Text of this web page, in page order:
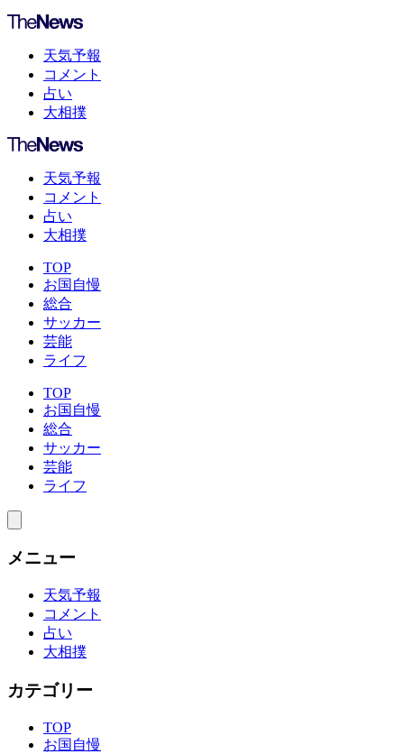
天気予報
コメント
占い
大相撲
天気予報
コメント
占い
大相撲
TOP
お国自慢
総合
サッカー
芸能
ライフ
TOP
お国自慢
総合
サッカー
芸能
ライフ
メニュー
天気予報
コメント
占い
大相撲
カテゴリー
TOP
お国自慢